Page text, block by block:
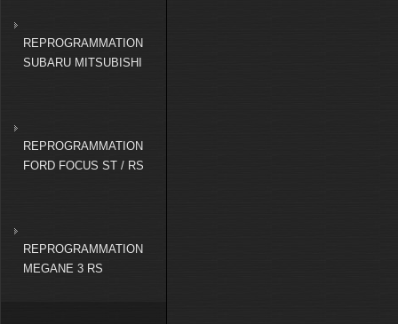
REPROGRAMMATION
SUBARU MITSUBISHI
REPROGRAMMATION
FORD FOCUS ST / RS
REPROGRAMMATION
MEGANE 3 RS